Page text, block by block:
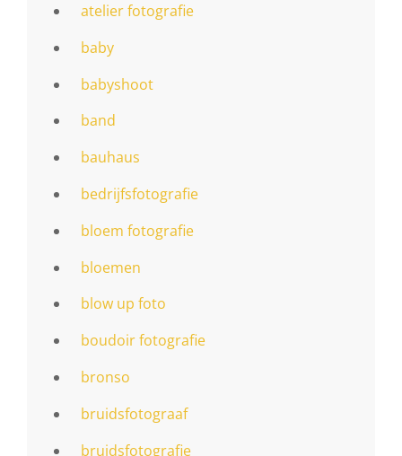
atelier fotografie
baby
babyshoot
band
bauhaus
bedrijfsfotografie
bloem fotografie
bloemen
blow up foto
boudoir fotografie
bronso
bruidsfotograaf
bruidsfotografie